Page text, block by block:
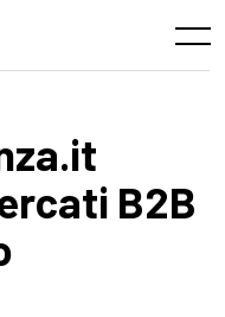
Menu
B2B